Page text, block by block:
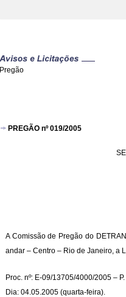
Pregão
PREGÃO nº 019/2005
A Comissão de Pregão do
andar – Centro – Rio de Janeiro, a
Proc. nº: E-09/13705/4000/2005 –
Dia: 04.05.2005 (quarta-feira).